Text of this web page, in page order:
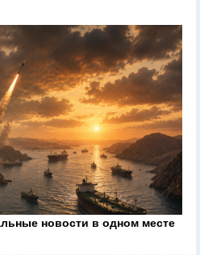
новости в одном месте